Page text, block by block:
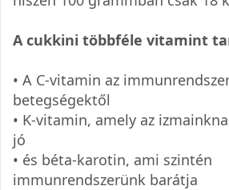
A cukkini többféle vitamint
• A C-vitamin az
betegségektől
• K-vitamin, amely az
jó
• és béta-karotin, ami szintén
immunrendszerünk barátja